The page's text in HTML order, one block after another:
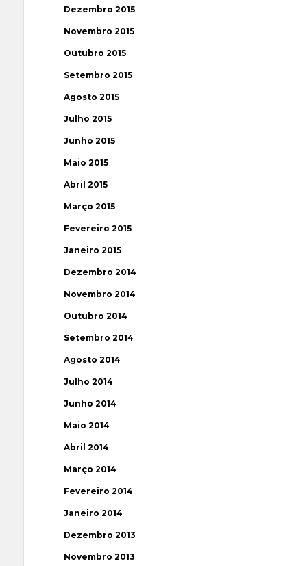
Dezembro 2015
Novembro 2015
Outubro 2015
Setembro 2015
Agosto 2015
Julho 2015
Junho 2015
Maio 2015
Abril 2015
Março 2015
Fevereiro 2015
Janeiro 2015
Dezembro 2014
Novembro 2014
Outubro 2014
Setembro 2014
Agosto 2014
Julho 2014
Junho 2014
Maio 2014
Abril 2014
Março 2014
Fevereiro 2014
Janeiro 2014
Dezembro 2013
Novembro 2013